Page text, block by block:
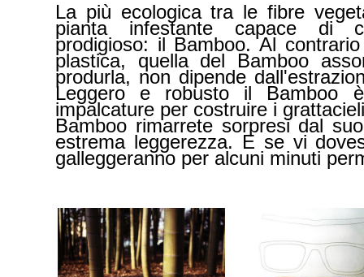
La più ecologica tra le fibre
pianta infestante capace di
prodigioso: il Bamboo. Al
plastica, quella del Bamboo
produrla, non dipende
Leggero e robusto il Bamboo
impalcature per costruire i
Bamboo rimarrete sorpresi dal
estrema leggerezza. E se vi
galleggeranno per alcuni minuti